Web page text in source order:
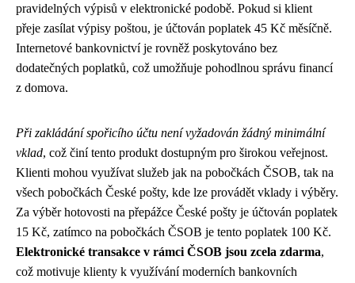
pravidelných výpisů v elektronické podobě. Pokud si klient
přeje zasílat výpisy poštou, je účtován poplatek 45 Kč měsíčně.
Internetové bankovnictví je rovněž poskytováno bez
dodatečných poplatků, což umožňuje pohodlnou správu financí
z domova.
Při zakládání spořicího účtu není vyžadován žádný minimální
vklad, což činí tento produkt dostupným pro širokou veřejnost.
Klienti mohou využívat služeb jak na pobočkách ČSOB, tak na
všech pobočkách České pošty, kde lze provádět vklady i výběry.
Za výběr hotovosti na přepážce České pošty je účtován poplatek
15 Kč, zatímco na pobočkách ČSOB je tento poplatek 100 Kč.
Elektronické transakce v rámci ČSOB jsou zcela zdarma,
což motivuje klienty k využívání moderních bankovních